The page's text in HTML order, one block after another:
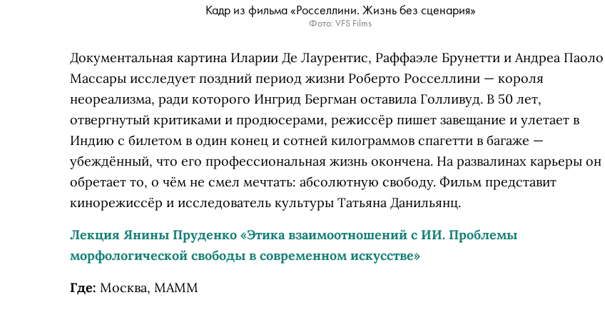
Кадр из фильма «Росселлини. Жизнь без сценария»
Фото: VFS Films
Документальная картина Иларии Де Лаурентис, Раффаэле Брунетти и Андреа Паоло
Массары исследует поздний период жизни Роберто Росселлини — короля
неореализма, ради которого Ингрид Бергман оставила Голливуд. В 50 лет,
отвергнутый критиками и продюсерами, режиссёр пишет завещание и улетает в
Индию с билетом в один конец и сотней килограммов спагетти в багаже —
убеждённый, что его профессиональная жизнь окончена. На развалинах карьеры он
обретает то, о чём не смел мечтать: абсолютную свободу. Фильм представит
кинорежиссёр и исследователь культуры Татьяна Данильянц.
Лекция Янины Пруденко «Этика взаимоотношений с ИИ. Проблемы
морфологической свободы в современном искусстве»
Где: Москва, МАММ